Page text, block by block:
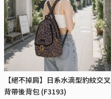
【絕不掉肩】日系水滴型豹紋交叉
背帶後背包 (F3193)